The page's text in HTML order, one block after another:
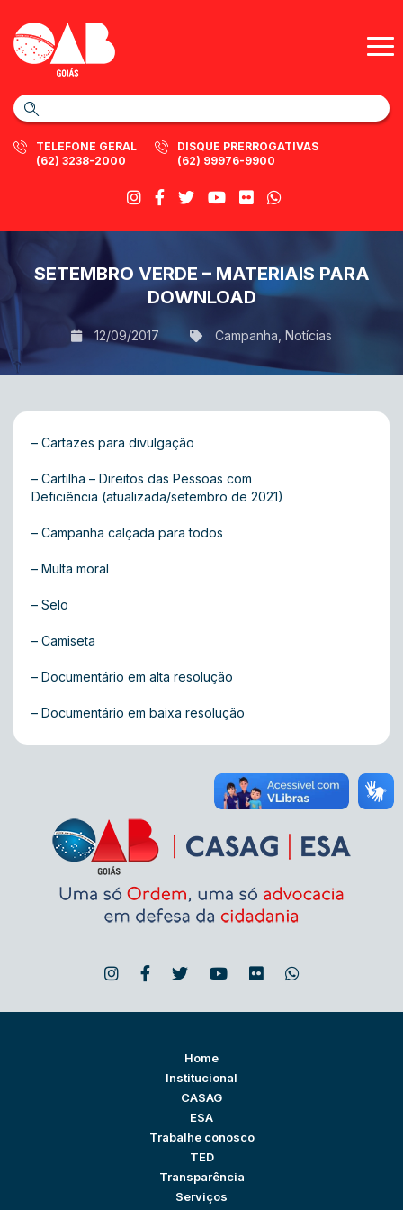
TELEFONE GERAL
(62) 3238-2000
DISQUE PRERROGATIVAS
(62) 99976-9900
SETEMBRO VERDE – MATERIAIS PARA
DOWNLOAD
12/09/2017 Campanha Notícias
– Cartazes para divulgação
– Cartilha – Direitos das Pessoas com
Deficiência (atualizada/setembro de 2021)
– Campanha calçada para todos
– Multa moral
– Selo
– Camiseta
– Documentário em alta resolução
– Documentário em baixa resolução
Home
Institucional
CASAG
ESA
Trabalhe conosco
TED
Transparência
Serviços